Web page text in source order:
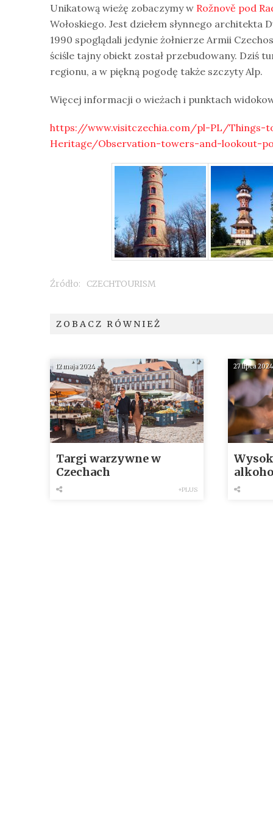
Unikatową wieżę zobaczymy w Rožnově pod
Wołoskiego. Jest dziełem słynnego architekta
1990 spoglądali jedynie żołnierze Armii
ściśle tajny obiekt został przebudowany. Dziś
regionu, a w piękną pogodę także szczyty Alp.
Więcej informacji o wieżach i punktach
https://www.visitczechia.com/pl-PL/Things-
Heritage/Observation-towers-and-lookout-
Źródło: CZECHTOURISM
ZOBACZ RÓWNIEŻ
12 maja 2024
Targi warzywne w
Czechach
+PLUS
27 lipca 2024